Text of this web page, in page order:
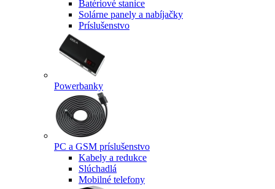
Batériové stanice
Solárne panely a nabíjačky
Príslušenstvo
Powerbanky
PC a GSM príslušenstvo
Kabely a redukce
Slúchadlá
Mobilné telefony